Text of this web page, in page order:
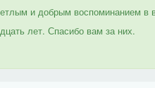
и добрым воспоминанием
лет. Спасибо вам за них.